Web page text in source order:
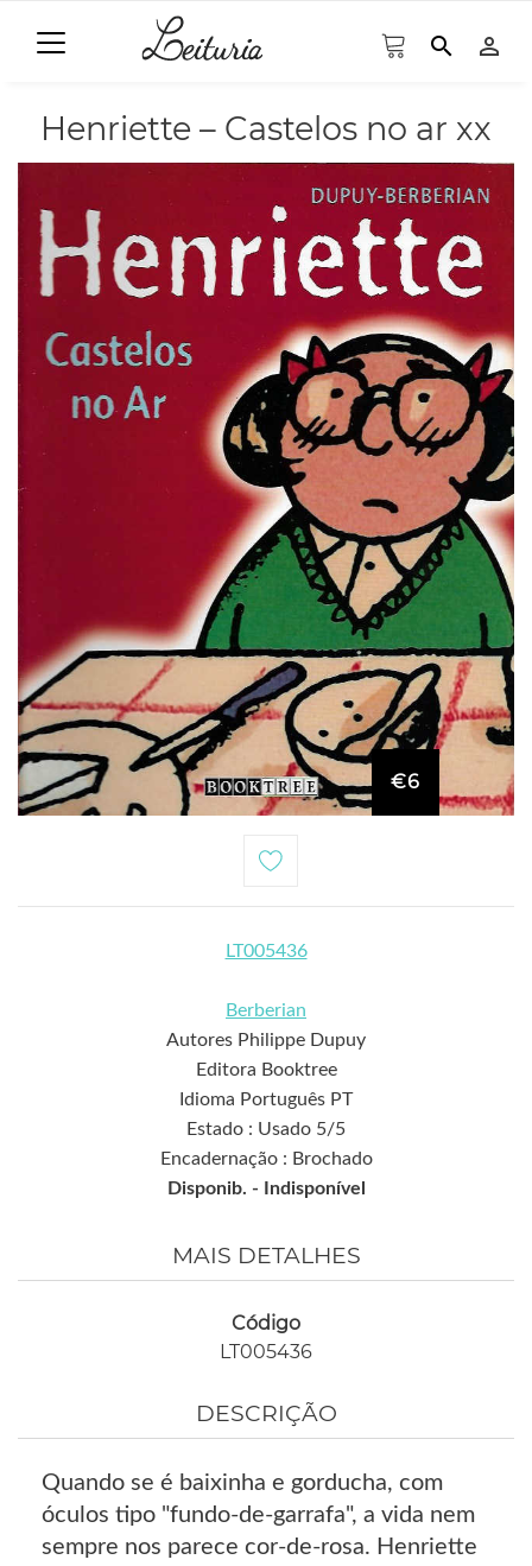
search person_outline
Henriette – Castelos no ar xx
€6
LT005436
Berberian
Autores Philippe Dupuy
Editora Booktree
Idioma Português PT
Estado : Usado 5/5
Encadernação : Brochado
Disponib. -
Indisponível
MAIS DETALHES
Código
LT005436
DESCRIÇÃO
Quando se é baixinha e gorducha, com
óculos tipo "fundo-de-garrafa", a vida nem
sempre nos parece cor-de-rosa. Henriette